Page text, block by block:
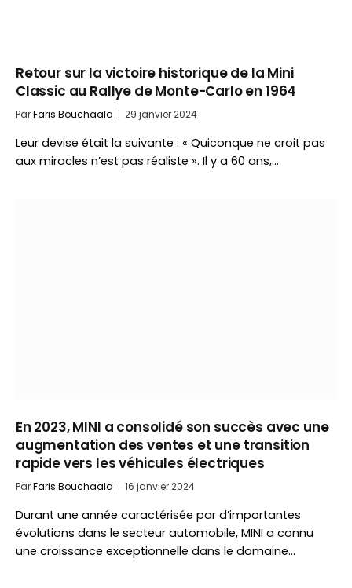
Retour sur la victoire historique de la Mini
Classic au Rallye de Monte-Carlo en 1964
ParFaris Bouchaala 29 janvier 2024
Leur devise était la suivante : « Quiconque ne croit pas
aux miracles n’est pas réaliste ». Il y a 60 ans,…
En 2023, MINI a consolidé son succès avec une
augmentation des ventes et une transition
rapide vers les véhicules électriques
ParFaris Bouchaala 16 janvier 2024
Durant une année caractérisée par d’importantes
évolutions dans le secteur automobile, MINI a connu
une croissance exceptionnelle dans le domaine…